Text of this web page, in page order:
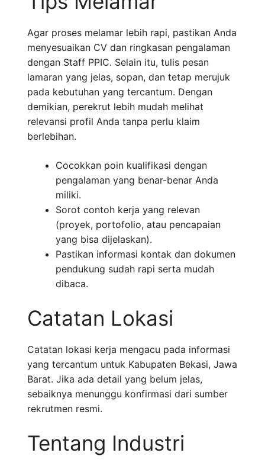
Agar proses melamar lebih rapi, pastikan Anda
menyesuaikan CV dan ringkasan pengalaman
dengan Staff PPIC. Selain itu, tulis pesan
lamaran yang jelas, sopan, dan tetap merujuk
pada kebutuhan yang tercantum. Dengan
demikian, perekrut lebih mudah melihat
relevansi profil Anda tanpa perlu klaim
berlebihan.
Cocokkan poin kualifikasi dengan
pengalaman yang benar-benar Anda
miliki.
Sorot contoh kerja yang relevan
(proyek, portofolio, atau pencapaian
yang bisa dijelaskan).
Pastikan informasi kontak dan dokumen
pendukung sudah rapi serta mudah
dibaca.
Catatan Lokasi
Catatan lokasi kerja mengacu pada informasi
yang tercantum untuk Kabupaten Bekasi, Jawa
Barat. Jika ada detail yang belum jelas,
sebaiknya menunggu konfirmasi dari sumber
rekrutmen resmi.
Tentang Industri